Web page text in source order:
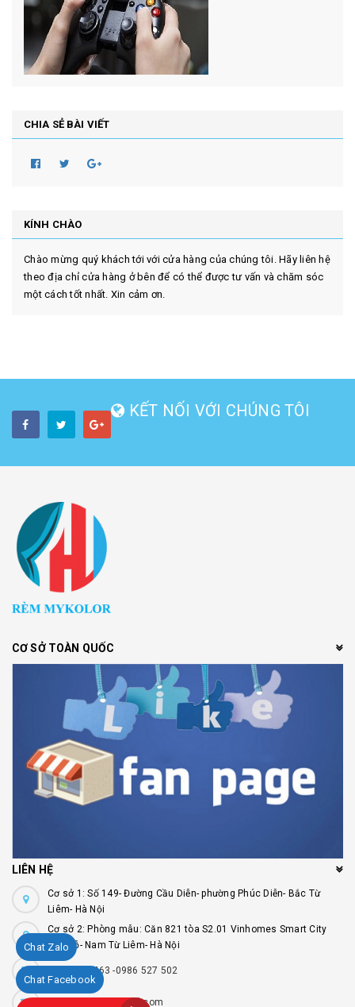
CHIA SẺ BÀI VIẾT
KÍNH CHÀO
Chào mừng quý khách tới với cửa hàng của chúng tôi. Hãy liên hệ
theo địa chỉ cửa hàng ở bên để có thể được tư vấn và chăm sóc
một cách tốt nhất. Xin cảm ơn.
KẾT NỐI VỚI CHÚNG TÔI
CƠ SỞ TOÀN QUỐC
LIÊN HỆ
Cơ sở 1: Số 149- Đường Cầu Diễn- phường Phúc Diễn- Bắc Từ
Liêm- Hà Nội
Cơ sở 2: Phòng mẫu: Căn 821 tòa S2.01 Vinhomes Smart City
Tây Mỗ- Nam Từ Liêm- Hà Nội
0941 736 463 -0986 527 502
Remmykolor@gmail.com
Chat Zalo
Chat Facebook